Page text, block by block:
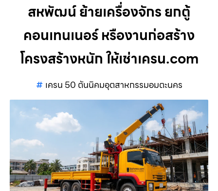
สหพัฒน์ ย้ายเครื่องจักร ยกตู้
คอนเทนเนอร์ หรืองานก่อสร้าง
โครงสร้างหนัก ให้เช่าเครน.com
เครน 50 ตันนิคมอุตสาหกรรมอมตะนคร